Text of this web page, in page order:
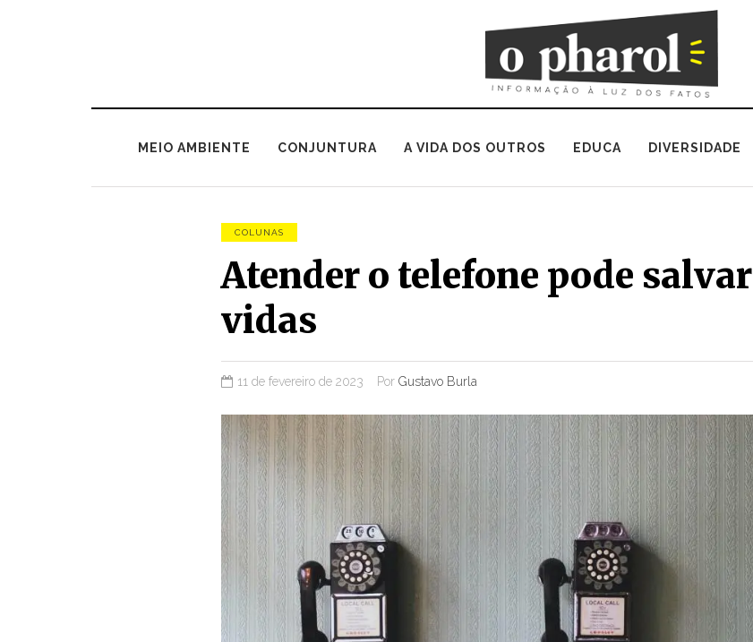
MEIO AMBIENTE CONJUNTURA A VIDA DOS OUTROS EDUCA DIVERSIDADE
COLUNAS
Atender o telefone pode salvar
vidas
11 de fevereiro de 2023 Por Gustavo Burla